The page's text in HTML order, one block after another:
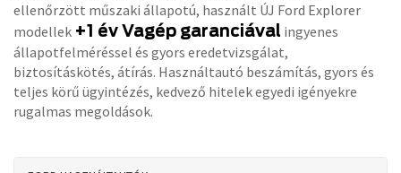
ellenőrzött műszaki állapotú, használt ÚJ Ford Explorer
modellek +1 év Vagép garanciával ingyenes
állapotfelméréssel és gyors eredetvizsgálat,
biztosításkötés, átírás. Használtautó beszámítás, gyors és
teljes körű ügyintézés, kedvező hitelek egyedi igényekre
rugalmas megoldások.